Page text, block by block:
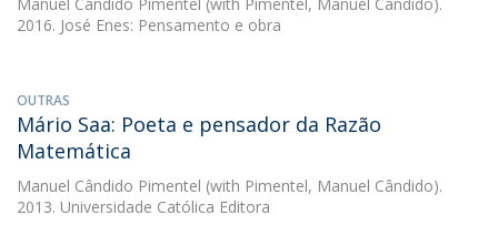
2016. José Enes: Pensamento e obra
OUTRAS
Mário Saa: Poeta e pensador da Razão
Matemática
Manuel Cândido Pimentel (with Pimentel, Manuel Cândido).
2013. Universidade Católica Editora